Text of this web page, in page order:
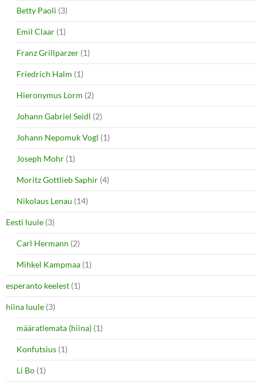
Betty Paoli (3)
Emil Claar (1)
Franz Grillparzer (1)
Friedrich Halm (1)
Hieronymus Lorm (2)
Johann Gabriel Seidl (2)
Johann Nepomuk Vogl (1)
Joseph Mohr (1)
Moritz Gottlieb Saphir (4)
Nikolaus Lenau (14)
Eesti luule (3)
Carl Hermann (2)
Mihkel Kampmaa (1)
esperanto keelest (1)
hiina luule (3)
määratlemata (hiina) (1)
Konfutsius (1)
Li Bo (1)